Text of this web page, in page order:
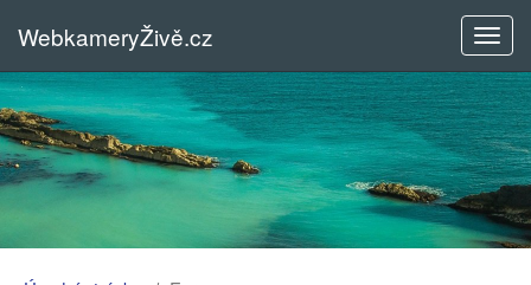
menu
WebkameryŽivě.cz